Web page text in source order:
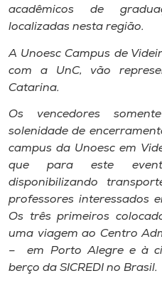
Selecione
o idioma
A+
A-
acadêmicos de
localizadas nesta região.
A Unoesc Campus de
com a UnC, vão
Catarina.
Os vencedores
solenidade de
campus da Unoesc em
que para este
disponibilizando
professores interessados
Os três primeiros
uma viagem ao Centro
– em Porto Alegre e à
berço da SICREDI no Brasil.